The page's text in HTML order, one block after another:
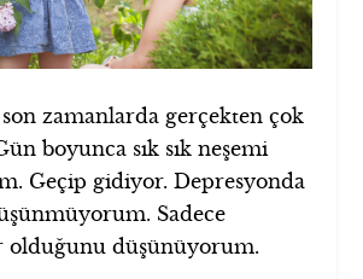
zamanlarda gerçekten çok
boyunca sık sık neşemi
Geçip gidiyor. Depresyonda
Sadece
olduğunu düşünüyorum.